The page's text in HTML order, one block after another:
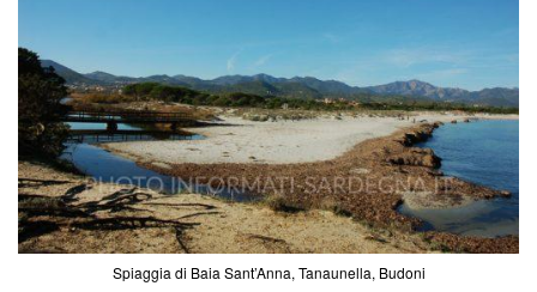
Spiaggia di Baia Sant’Anna, Tanaunella, Budoni